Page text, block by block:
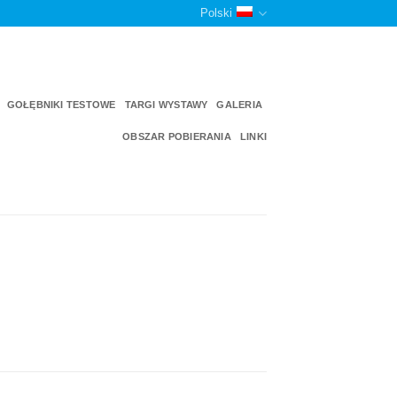
Polski
GOŁĘBNIKI TESTOWE TARGI WYSTAWY GALERIA
OBSZAR POBIERANIA LINKI